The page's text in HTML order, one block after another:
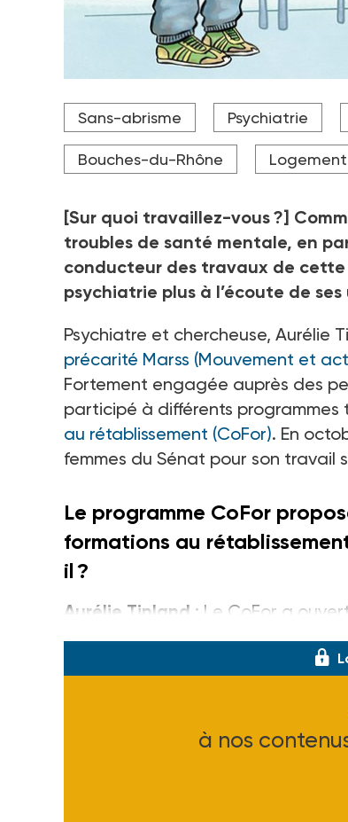
Aurélie Tinland, psychiatre à l’AP-HM
(Aix-Marseille Université, laboratoire
Crédit photo Pavo
Sans-abrisme Psychiatrie
Bouches-du-Rhône Logement
[Sur quoi travaillez-vous ?]
troubles de santé mentale, en
conducteur des travaux de cette
psychiatrie plus à l’écoute de ses
Psychiatre et chercheuse, Aurélie
précarité Marss (Mouvement et
Fortement engagée auprès des
participé à différents programmes
au rétablissement (CoFor). En
femmes du Sénat pour son travail
Le programme CoFor
formations au
il ?
Aurélie Tinland : Le CoFor a
à nos